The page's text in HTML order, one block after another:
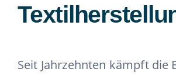
Seit Jahrzehnten kämpft die